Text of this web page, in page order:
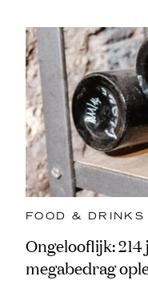
FOOD & DRINKS
Ongelooflijk:
megabedrag